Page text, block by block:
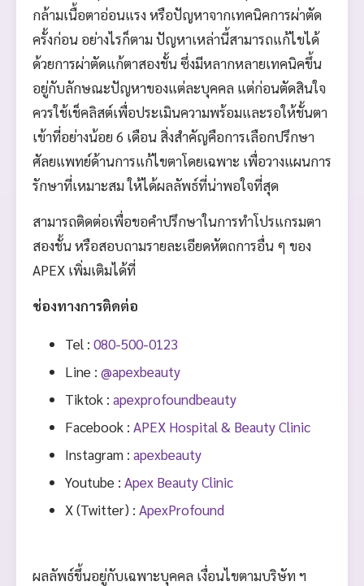
กล้ามเนื้อตาอ่อนแรง หรือปัญหาจากเทคนิคการผ่าตัด
ครั้งก่อน อย่างไรก็ตาม ปัญหาเหล่านี้สามารถแก้ไขได้
ด้วยการผ่าตัดแก้ตาสองชั้น ซึ่งมีหลากหลายเทคนิคขึ้น
อยู่กับลักษณะปัญหาของแต่ละบุคคล แต่ก่อนตัดสินใจ
ควรใช้เช็คลิสต์เพื่อประเมินความพร้อมและรอให้ชั้นตา
เข้าที่อย่างน้อย 6 เดือน สิ่งสำคัญคือการเลือกปรึกษา
ศัลยแพทย์ด้านการแก้ไขตาโดยเฉพาะ เพื่อวางแผนการ
รักษาที่เหมาะสม ให้ได้ผลลัพธ์ที่น่าพอใจที่สุด
สามารถติดต่อเพื่อขอคำปรึกษาในการทำโปรแกรมตา
สองชั้น หรือสอบถามรายละเอียดหัตถการอื่น ๆ ของ
APEX เพิ่มเติมได้ที่
ช่องทางการติดต่อ
Tel : 080-500-0123
Line : @apexbeauty
Tiktok : apexprofoundbeauty
Facebook : APEX Hospital & Beauty Clinic
Instagram : apexbeauty
Youtube : Apex Beauty Clinic
X (Twitter) : ApexProfound
ผลลัพธ์ขึ้นอยู่กับเฉพาะบุคคล เงื่อนไขตามบริษัท ฯ